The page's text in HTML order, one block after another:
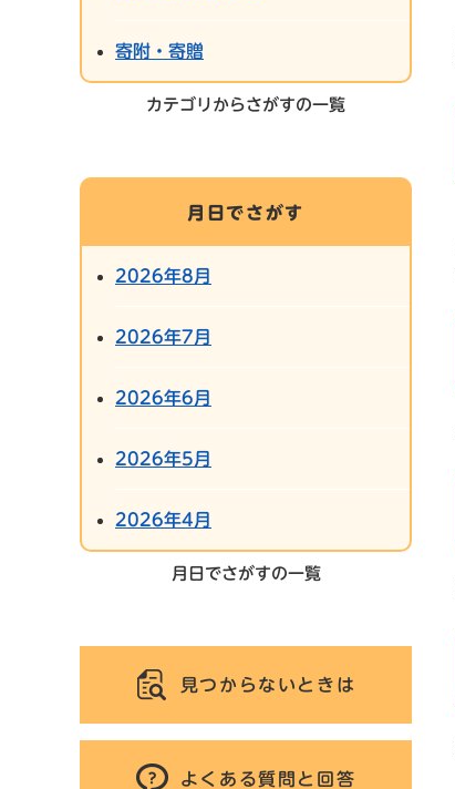
寄附・寄贈
カテゴリからさがすの一覧
月日でさがす
2026年8月
2026年7月
2026年6月
2026年5月
2026年4月
月日でさがすの一覧
見つからないときは
よくある質問と回答